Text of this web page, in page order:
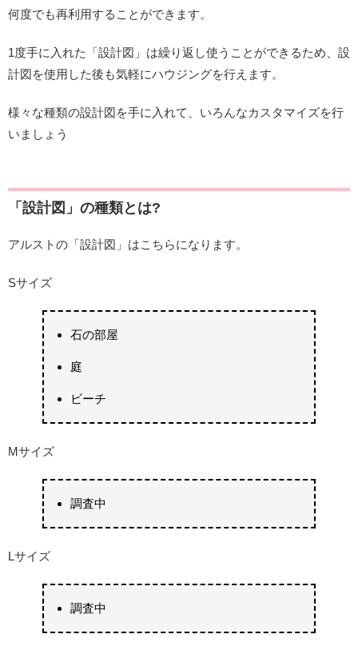
何度でも再利用することができます。
1度手に入れた「設計図」は繰り返し使うことができるため、設
計図を使用した後も気軽にハウジングを行えます。
様々な種類の設計図を手に入れて、いろんなカスタマイズを行
いましょう
「設計図」の種類とは?
アルストの「設計図」はこちらになります。
Sサイズ
石の部屋
庭
ビーチ
Mサイズ
調査中
Lサイズ
調査中